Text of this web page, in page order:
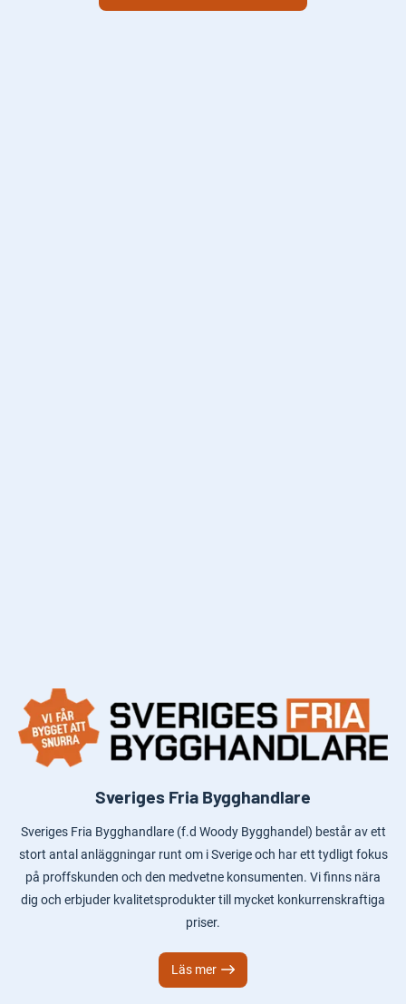
Sveriges Fria Bygghandlare
Sveriges Fria Bygghandlare (f.d Woody Bygghandel) består av ett
stort antal anläggningar runt om i Sverige och har ett tydligt fokus
på proffskunden och den medvetne konsumenten. Vi finns nära
dig och erbjuder kvalitetsprodukter till mycket konkurrenskraftiga
priser.
Läs mer